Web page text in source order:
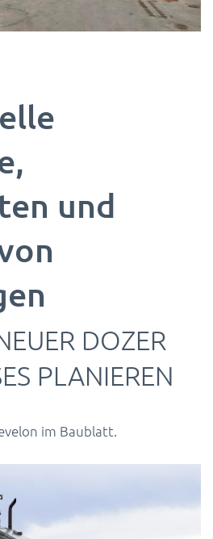
und
DOZER
PLANIEREN
im Baublatt.